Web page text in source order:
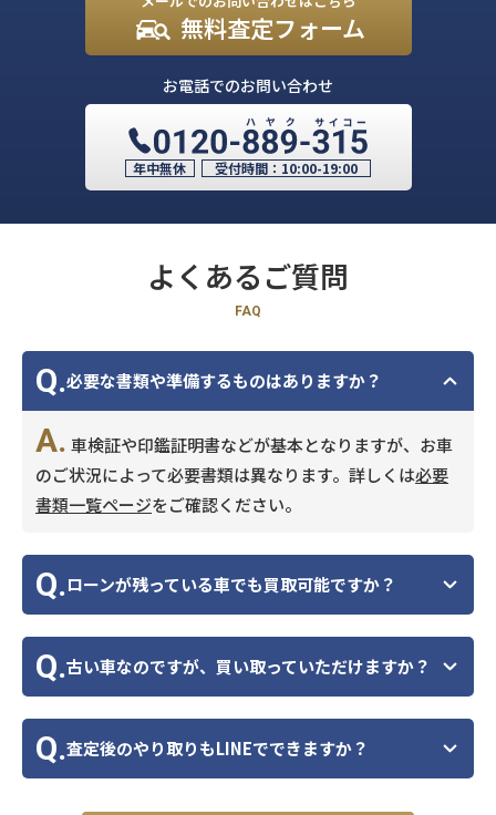
無料査定フォーム
お電話でのお問い合わせ
年中無休 受付時間： 10:00-19:00
よくあるご質問
FAQ
Q.必要な書類や準備するものはありますか？
A. 車検証や印鑑証明書などが基本となりますが、お車
のご状況によって必要書類は異なります。詳しくは必要
書類一覧ページをご確認ください。
Q.ローンが残っている車でも買取可能ですか？
Q.古い車なのですが、買い取っていただけますか？
Q.査定後のやり取りもLINEでできますか？